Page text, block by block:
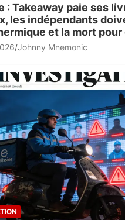
: Takeaway paie ses
les indépendants
et la mort
Johnny Mnemonic